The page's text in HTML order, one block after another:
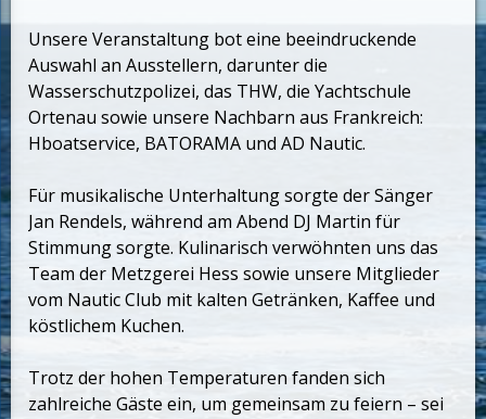
Unsere Veranstaltung bot eine beeindruckende
Auswahl an Ausstellern, darunter die
Wasserschutzpolizei, das THW, die Yachtschule
Ortenau sowie unsere Nachbarn aus Frankreich:
Hboatservice, BATORAMA und AD Nautic.
Für musikalische Unterhaltung sorgte der Sänger
Jan Rendels, während am Abend DJ Martin für
Stimmung sorgte. Kulinarisch verwöhnten uns das
Team der Metzgerei Hess sowie unsere Mitglieder
vom Nautic Club mit kalten Getränken, Kaffee und
köstlichem Kuchen.
Trotz der hohen Temperaturen fanden sich
zahlreiche Gäste ein, um gemeinsam zu feiern – sei